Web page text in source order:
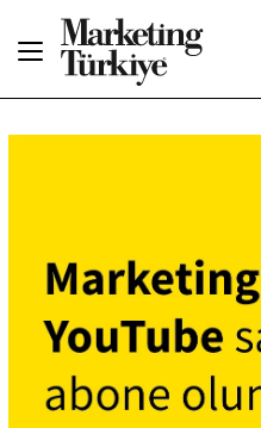
Dergiler
Etkinlikler